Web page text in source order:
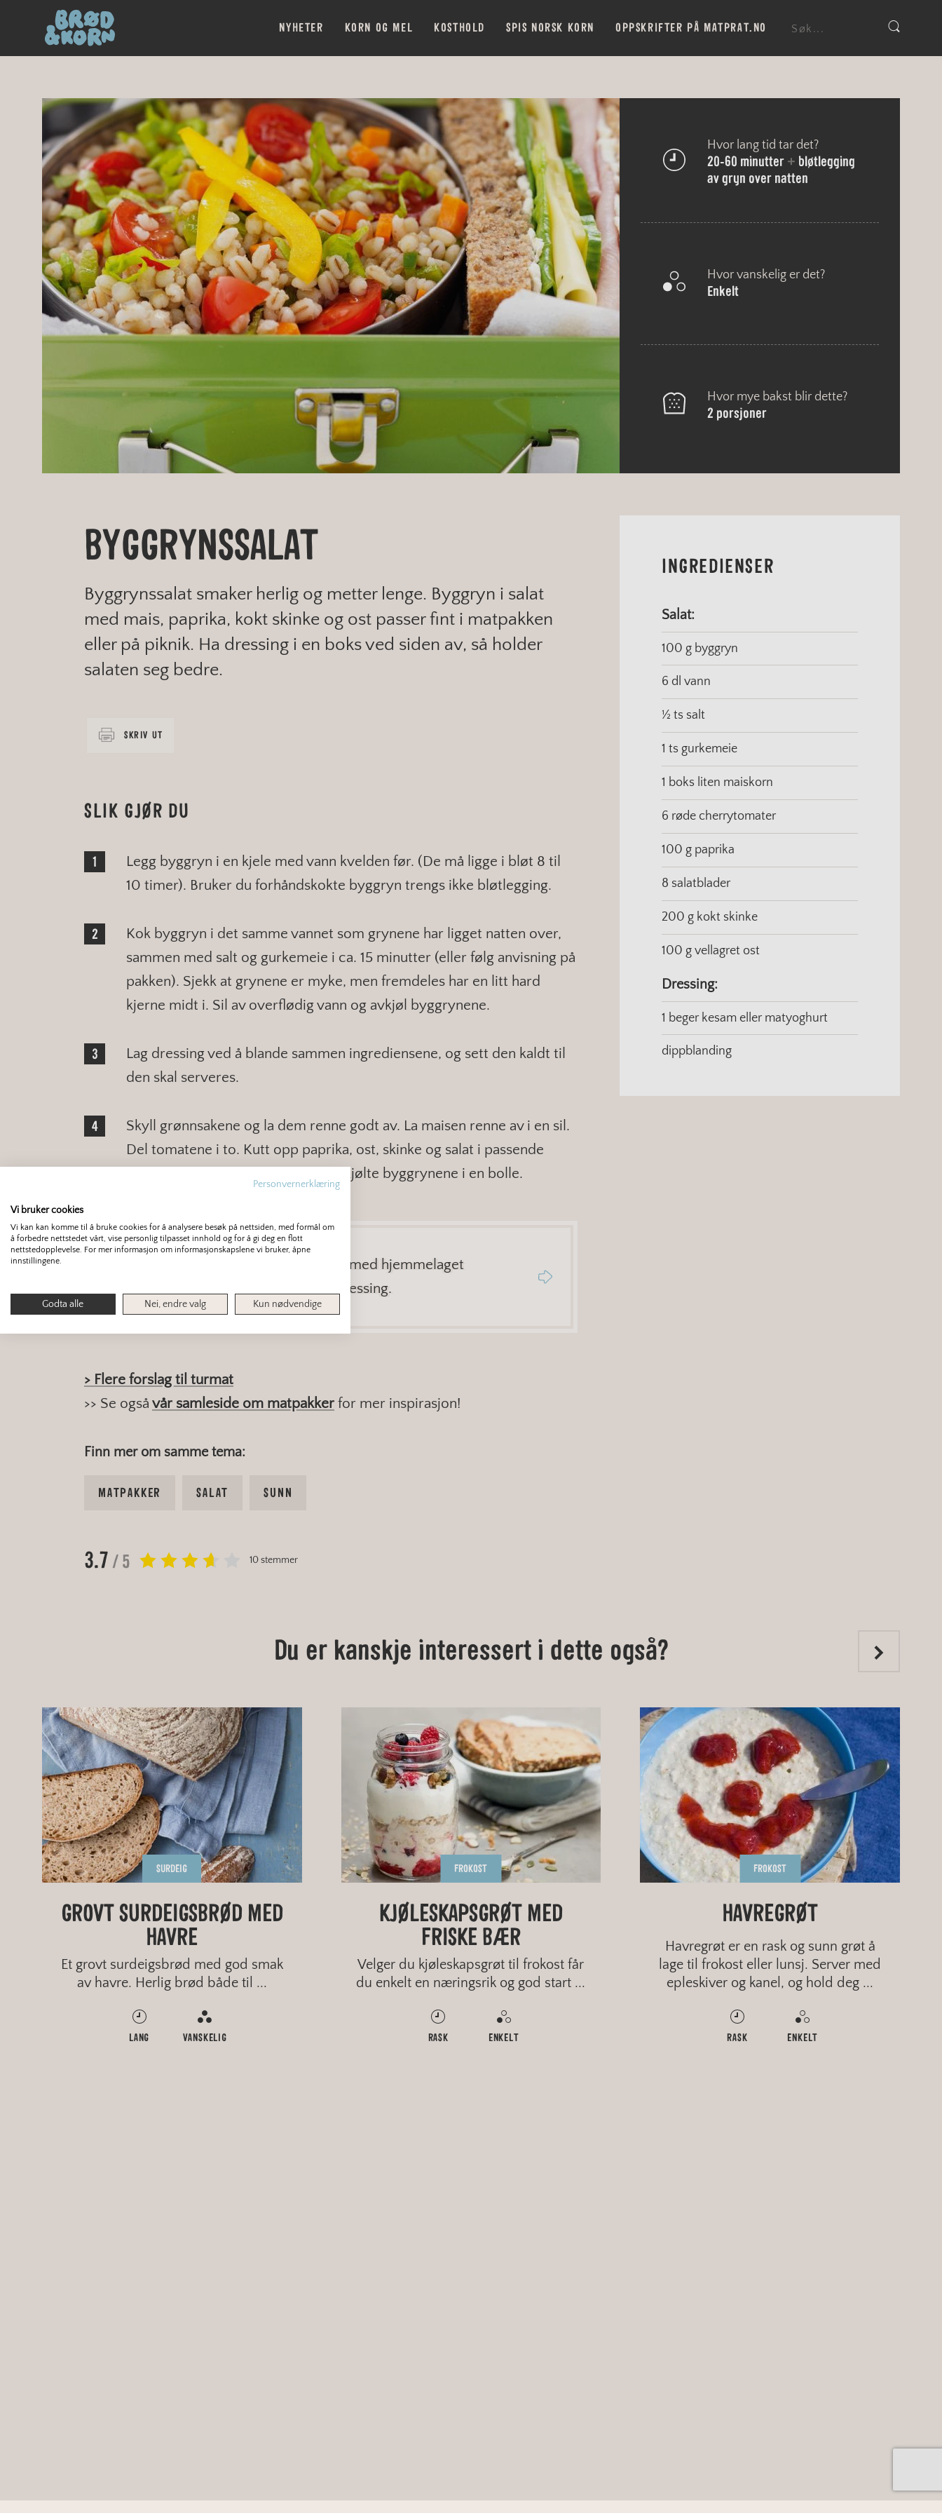
NYHETER KORN OG MEL KOSTHOLD SPIS NORSK KORN OPPSKRIFTER PÅ MATPRAT.NO
Hvor lang tid tar det?
20-60 minutter + bløtlegging
av gryn over natten
Hvor vanskelig er det?
enkelt
Hvor mye bakst blir dette?
2 porsjoner
BYGGRYNSSALAT
Byggrynssalat smaker herlig og metter lenge. Byggryn i salat
med mais, paprika, kokt skinke og ost passer fint i matpakken
eller på piknik. Ha dressing i en boks ved siden av, så holder
salaten seg bedre.
SKRIV UT
SLIK GJØR DU
Legg byggryn i en kjele med vann kvelden før. (De må ligge i bløt 8 til
10 timer). Bruker du forhåndskokte byggryn trengs ikke bløtlegging.
Kok byggryn i det samme vannet som grynene har ligget natten over,
sammen med salt og gurkemeie i ca. 15 minutter (eller følg anvisning på
pakken). Sjekk at grynene er myke, men fremdeles har en litt hard
kjerne midt i. Sil av overflødig vann og avkjøl byggrynene.
Lag dressing ved å blande sammen ingrediensene, og sett den kaldt til
den skal serveres.
Skyll grønnsakene og la dem renne godt av. La maisen renne av i en sil.
Del tomatene i to. Kutt opp paprika, ost, skinke og salat i passende
biter. Bland alt sammen med de avkjølte byggrynene i en bolle.
Tips: Server salaten med hjemmelaget
kesamdressing.
> Flere forslag til turmat
>> Se også vår samleside om matpakker for mer inspirasjon!
Finn mer om samme tema:
MATPAKKER SALAT SUNN
3.7 / 5 10 stemmer
INGREDIENSER
Salat:
100 g byggryn
6 dl vann
½ ts salt
1 ts gurkemeie
1 boks liten maiskorn
6 røde cherrytomater
100 g paprika
8 salatblader
200 g kokt skinke
100 g vellagret ost
Dressing:
1 beger kesam eller matyoghurt
dippblanding
Du er kanskje interessert i dette også?
SURDEIG
GROVT SURDEIGSBRØD MED
HAVRE
Et grovt surdeigsbrød med god smak
av havre. Herlig brød både til ...
LANG VANSKELIG
FROKOST
KJØLESKAPSGRØT MED
FRISKE BÆR
Velger du kjøleskapsgrøt til frokost får
du enkelt en næringsrik og god start ...
RASK ENKELT
FROKOST
HAVREGRØT
Havregrøt er en rask og sunn grøt å
lage til frokost eller lunsj. Server med
epleskiver og kanel, og hold deg ...
RASK ENKELT
HAVREGRØT MED KRUSKAKLI
RASK ENKELT
GROVE PIZZASNURRER I
FORM
GRØTBRØD
HJEMMEBAKT POLARBRØD
ENKELT GROVT
HJEMMEBAKTE BAGELS LAPPER
RASK ENKELT
PAIDEIG
ENKELT
SMÖRGÅSTÅRTA I SMÅ
PORSJONSSTYKKER
MIDDELS VANSKELIG
FINE SCONES
Personvernerklæring
Vi bruker cookies
Vi kan kan komme til å bruke cookies for å analysere besøk på nettsiden, med formål om
å forbedre nettstedet vårt, vise personlig tilpasset innhold og for å gi deg en flott
nettstedopplevelse. For mer informasjon om informasjonskapslene vi bruker, åpne
innstillingene.
Godta alle Nei, endre valg Kun nødvendige